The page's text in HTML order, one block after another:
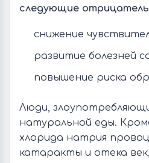
следующие
снижение
развитие болезней
повышение риска
Люди,
натуральной еды.
хлорида натрия
катаракты и отека